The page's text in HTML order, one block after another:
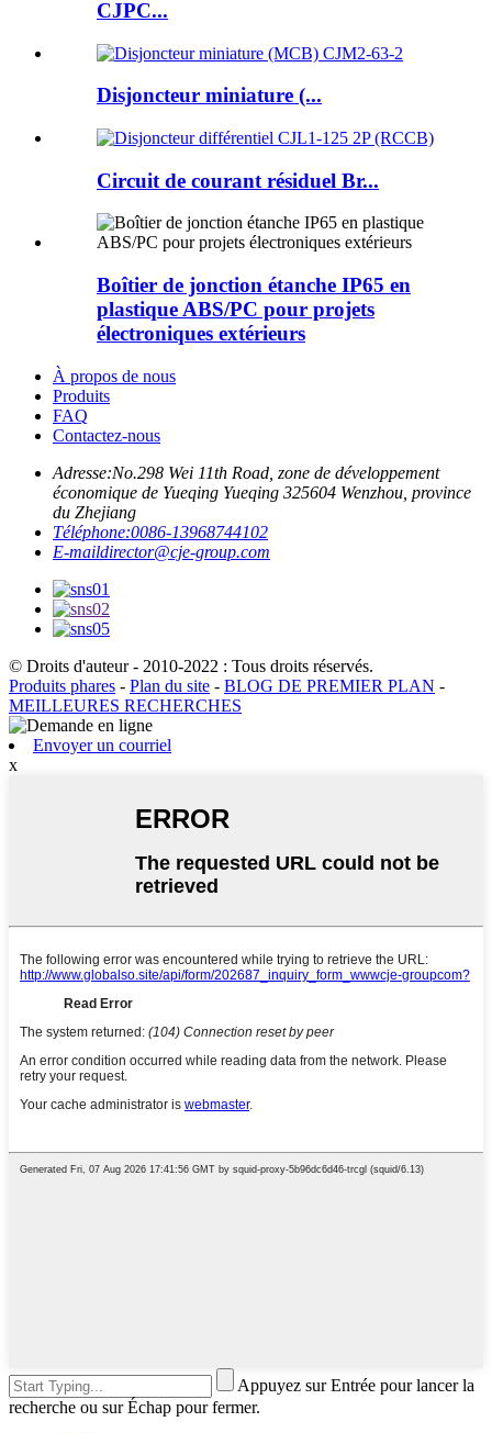
CJPC...
Disjoncteur miniature (...
Circuit de courant résiduel Br...
Boîtier de jonction étanche IP65 en
plastique ABS/PC pour projets
électroniques extérieurs
À propos de nous
Produits
FAQ
Contactez-nous
Adresse:No.298 Wei 11th Road, zone de développement
économique de Yueqing Yueqing 325604 Wenzhou, province
du Zhejiang
Téléphone:0086-13968744102
E-maildirector@cje-group.com
© Droits d'auteur - 2010-2022 : Tous droits réservés.
Produits phares - Plan du site - BLOG DE PREMIER PLAN -
MEILLEURES RECHERCHES
Envoyer un courriel
x
Appuyez sur Entrée pour lancer la
recherche ou sur Échap pour fermer.